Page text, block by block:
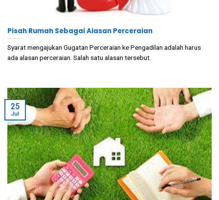
Pisah Rumah Sebagai Alasan Perceraian
Syarat mengajukan Gugatan Perceraian ke Pengadilan adalah harus
ada alasan perceraian. Salah satu alasan tersebut.
25
Jul